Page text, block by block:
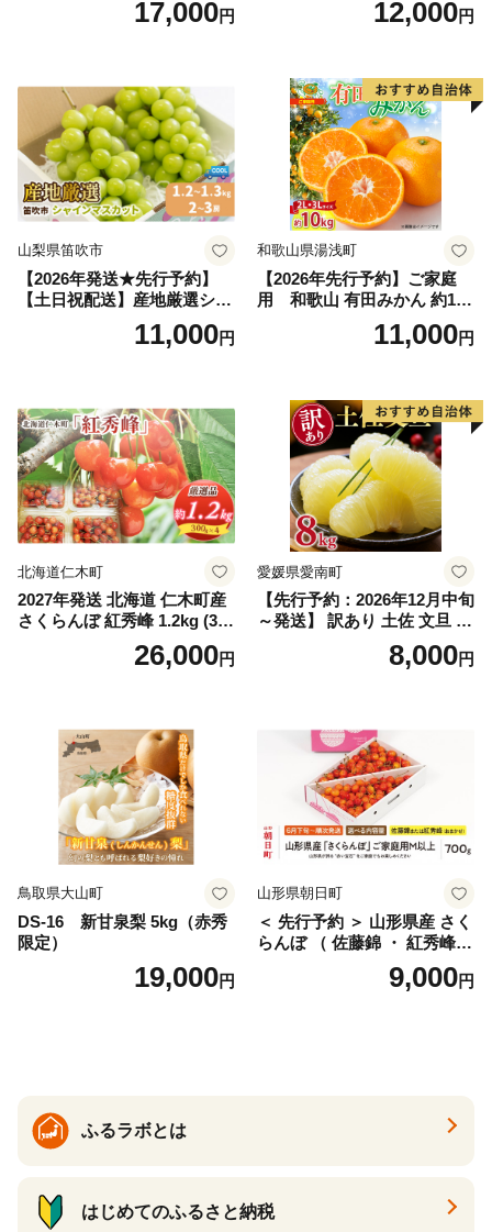
富良野 メロン めろん 果物 く
17,000円
アム」 もも あかつき 秀品 約
果肉 長野県産 小諸市
12,000円
山梨県笛吹市
【2026年発送★先行予約】
【土日祝配送】産地厳選シャ
インマスカット1.2kg～1.3kg
（2房～3房）※沖縄・離島配
笛吹市 山梨県 フルーツ 果物
ぶどう 葡萄 大粒 シャインマ
スカット おすすめ シャイン
マスカット 贈答 ギフト 産地
笛吹市 シャインマスカット
笛吹 葡萄 国産 ぶどう 人気
国産 1.2kg 先行｜
11,000円
和歌山県湯浅町
【2026年先行予約】ご家庭
用 和歌山 有田みかん 約10k
g (2L、3Lサイズ)【湯浅町】
11,000円
北海道仁木町
2027年発送 北海道 仁木町産
さくらんぼ 紅秀峰 1.2kg (300
g×4パック) Lサイズ以上 旬
桜桃 産地直送 サクランボ チ
26,000円
愛媛県愛南町
【先行予約：2026年12月中旬
～発送】 訳あり 土佐 文旦 8k
g (Mサイズ以上サイズミック
ス) 8000円 わけあり ぶんた
産 農家直送 期間限定 特産品
サイズミックス くらもとフ
ァーム 愛南町 愛媛県
8,000円
鳥取県大山町
DS-16 新甘泉梨 5kg（赤秀
限定）
19,000円
山形県朝日町
＜ 先行予約 ＞ 山形県産 さく
らんぼ （ 佐藤錦 ・ 紅秀峰
） ご家庭用 M以上 700g 【20
26年6月下旬から7月上旬発
9,000円
ふるラボとは
はじめてのふるさと納税